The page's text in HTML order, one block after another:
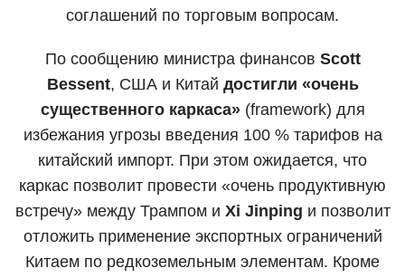
соглашений по торговым вопросам.
По сообщению министра финансов Scott
Bessent, США и Китай достигли «очень
существенного каркаса»(framework) для
избежания угрозы введения 100 % тарифов на
китайский импорт. При этом ожидается, что
каркас позволит провести «очень продуктивную
встречу» между Трампом и Xi Jinping и позволит
отложить применение экспортных ограничений
Китаем по редкоземельным элементам. Кроме